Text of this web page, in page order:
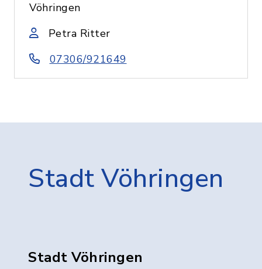
Vöhringen
Petra Ritter
07306/921649
Stadt Vöhringen
Stadt Vöhringen